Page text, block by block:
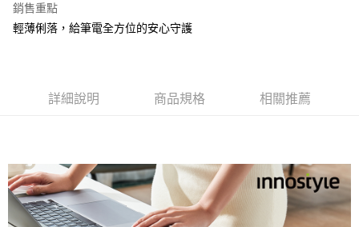
買賣價金債權讓與本公司後，依約使用本公司帳單繳交帳款。
2.基於同意付款使用「大哥付你分期」之契約關係目的，商店將以您的個人
資料（包含姓名、電話或地址）提供予台灣大哥大進項蒐集、處理及利用，
貨到付款
每筆NT$80，滿NT$1,000(含以上)免運費
銷售重點
輕薄俐落，給筆電全方位的安心守護
詳細說明 商品規格 相關推薦